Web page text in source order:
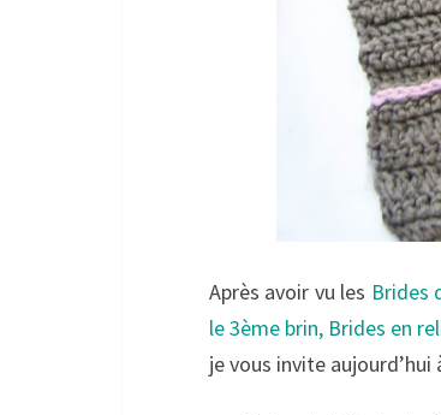
Après avoir vu les Brides
le 3ème brin, Brides en
je vous invite aujourd’hui